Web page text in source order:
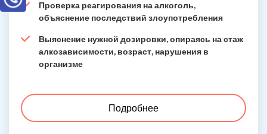
Проверка реагирования на алкоголь,
объяснение последствий злоупотребления
Выяснение нужной дозировки, опираясь на стаж
алкозависимости, возраст, нарушения в
организме
Подробнее